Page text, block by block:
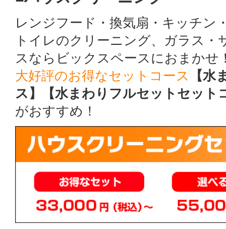
レンジフード・換気扇・キッチン
トイレのクリーニング、ガラス
スならビックスペースにおまかせ
大好評のお得なセットコース
【
ス】【水まわりフルセットセット
がおすすめ！